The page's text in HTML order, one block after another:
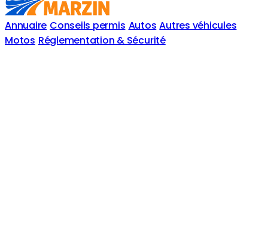
Annuaire Conseils permis Autos Autres véhicules
Motos Réglementation & Sécurité